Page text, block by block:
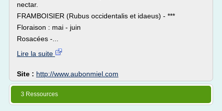
nectar.
FRAMBOISIER (Rubus occidentalis et idaeus) - ***
Floraison : mai - juin
Rosacées -...
Lire la suite
Site : http://www.aubonmiel.com
3 Ressources